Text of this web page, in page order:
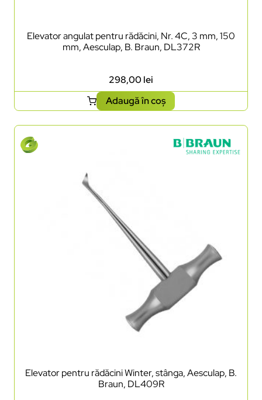
Elevator angulat pentru rădăcini, Nr. 4C, 3 mm, 150
mm, Aesculap, B. Braun, DL372R
298,00 lei
Adaugă în coș
Elevator pentru rădăcini Winter, stânga, Aesculap, B.
Braun, DL409R